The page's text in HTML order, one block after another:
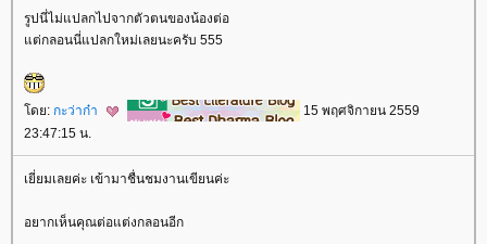
รูปนี่ไม่แปลกไปจากตัวตนของน้องต่อ
ต่กลอนนี่แปลกใหม่เลยนะครับ 555
ดย: กะว่าก๋า
15 พฤศจิกายน 2559
23:47:15 น.
เยี่ยมเลยค่ะ เข้ามาชื่นชมงานเขียนค่ะ
อยากเห็นคุณต่อแต่งกลอนอีก